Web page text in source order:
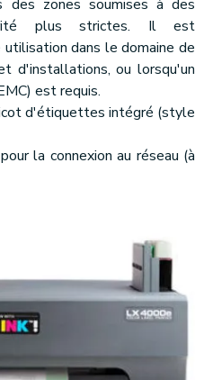
des zones soumises à des
plus strictes. Il est
dans le domaine de
d'installations, ou lorsqu'un
est requis.
d'étiquettes intégré (style
la connexion au réseau (à